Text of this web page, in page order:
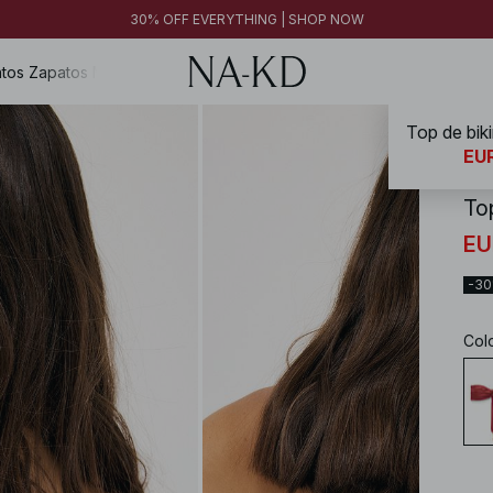
FINAL SALE | SHOP NOW
FINAL SALE | SHOP NOW
30% OFF EVERYTHING | SHOP NOW
Zapatos
NA-
-
Top de